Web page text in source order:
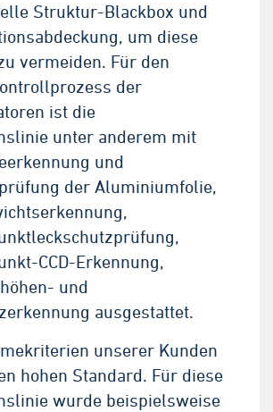
Struktur-Blackbox und
um diese
vermeiden. Für den
der
ist die
unter anderem mit
und
der Aluminiumfolie,
CCD-Erkennung,
und
ausgestattet.
unserer Kunden
hohen Standard. Für diese
wurde beispielsweise